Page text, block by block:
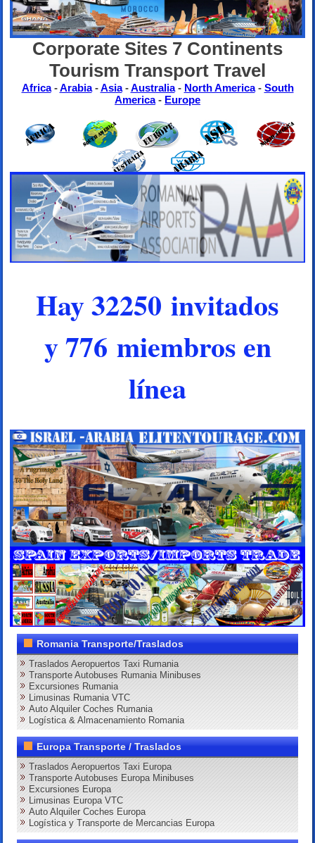
Corporate Sites 7 Continents
Tourism Transport Travel
Africa-Arabia-Asia-Australia- North America- South
America- Europe
Hay 32250 invitados
y 776 miembros en
línea
Romania Transporte/Traslados
Traslados Aeropuertos Taxi Rumania
Transporte Autobuses Rumania Minibuses
Excursiones Rumania
Limusinas Rumania VTC
Auto Alquiler Coches Rumania
Logística & Almacenamiento Romania
Europa Transporte / Traslados
Traslados Aeropuertos Taxi Europa
Transporte Autobuses Europa Minibuses
Excursiones Europa
Limusinas Europa VTC
Auto Alquiler Coches Europa
Logística y Transporte de Mercancias Europa